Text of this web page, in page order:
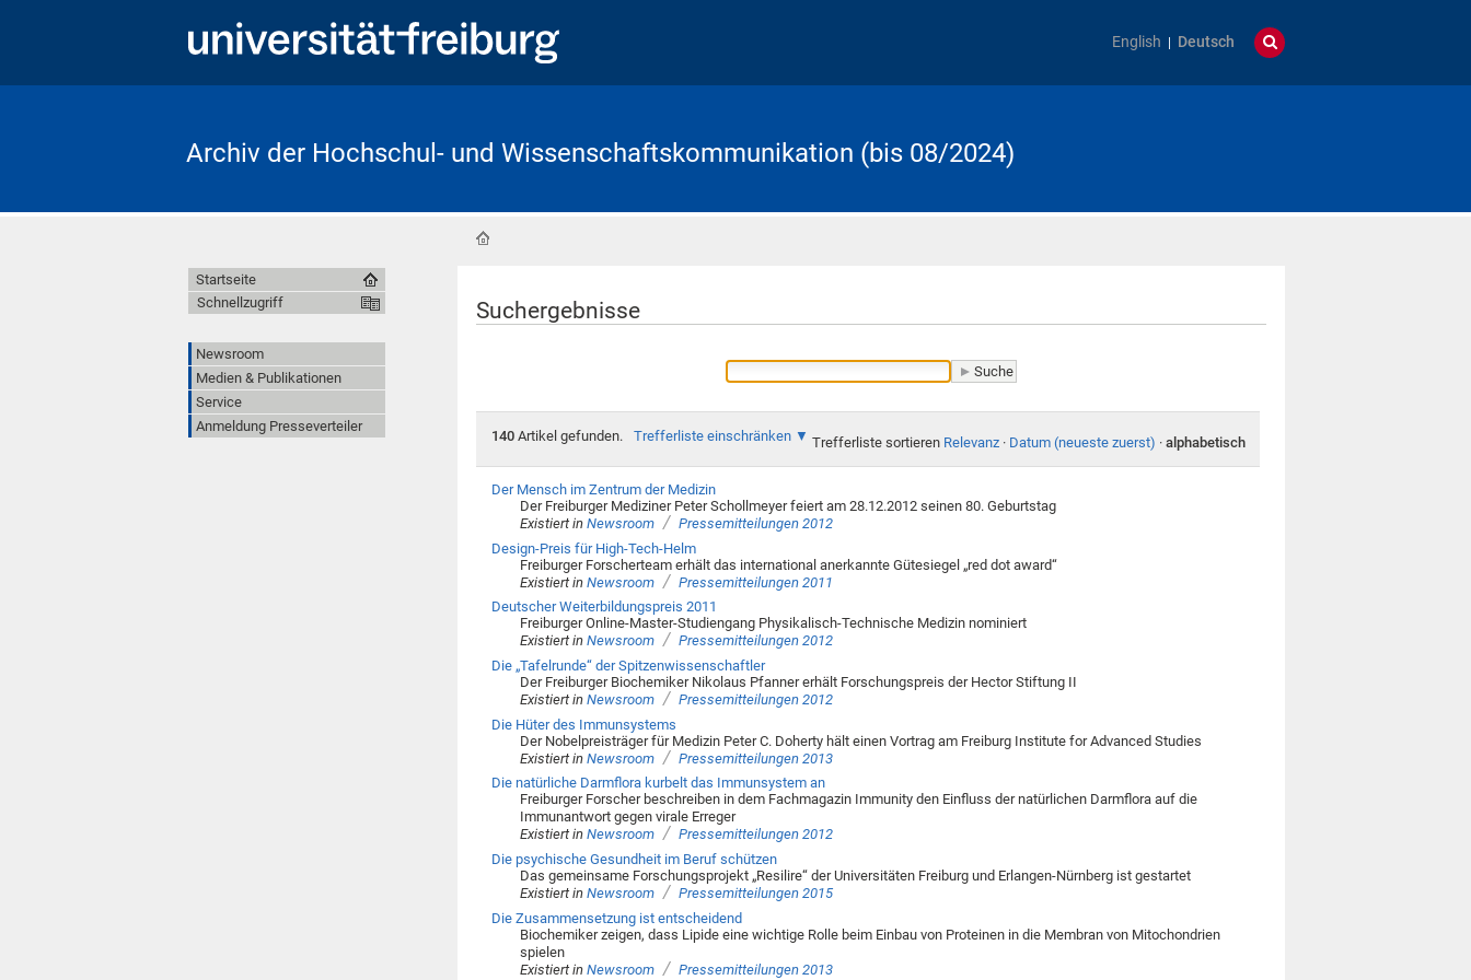
English Deutsch
Archiv der Hochschul- und Wissenschaftskommunikation (bis 08/2024)
Suchergebnisse
140Artikel gefunden. Trefferliste einschränken Trefferliste sortieren Relevanz · Datum (neueste zuerst) · alphabetisch
Der Mensch im Zentrum der Medizin
Der Freiburger Mediziner Peter Schollmeyer feiert am 28.12.2012 seinen 80. Geburtstag
Existiert in Newsroom / Pressemitteilungen 2012
Design-Preis für High-Tech-Helm
Freiburger Forscherteam erhält das international anerkannte Gütesiegel „red dot award“
Existiert in Newsroom / Pressemitteilungen 2011
Deutscher Weiterbildungspreis 2011
Freiburger Online-Master-Studiengang Physikalisch-Technische Medizin nominiert
Existiert in Newsroom / Pressemitteilungen 2012
Die „Tafelrunde“ der Spitzenwissenschaftler
Der Freiburger Biochemiker Nikolaus Pfanner erhält Forschungspreis der Hector Stiftung II
Existiert in Newsroom / Pressemitteilungen 2012
Die Hüter des Immunsystems
Der Nobelpreisträger für Medizin Peter C. Doherty hält einen Vortrag am Freiburg Institute for Advanced Studies
Existiert in Newsroom / Pressemitteilungen 2013
Die natürliche Darmflora kurbelt das Immunsystem an
Freiburger Forscher beschreiben in dem Fachmagazin Immunity den Einfluss der natürlichen Darmflora auf die
Immunantwort gegen virale Erreger
Existiert in Newsroom / Pressemitteilungen 2012
Die psychische Gesundheit im Beruf schützen
Das gemeinsame Forschungsprojekt „Resilire“ der Universitäten Freiburg und Erlangen-Nürnberg ist gestartet
Existiert in Newsroom / Pressemitteilungen 2015
Die Zusammensetzung ist entscheidend
Biochemiker zeigen, dass Lipide eine wichtige Rolle beim Einbau von Proteinen in die Membran von Mitochondrien
spielen
Existiert in Newsroom / Pressemitteilungen 2013
Startseite
Schnellzugriff
Newsroom
Medien & Publikationen
Service
Anmeldung Presseverteiler